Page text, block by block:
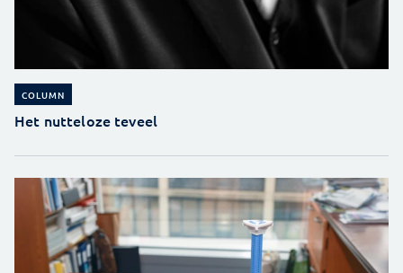
COLUMN
Het nutteloze teveel